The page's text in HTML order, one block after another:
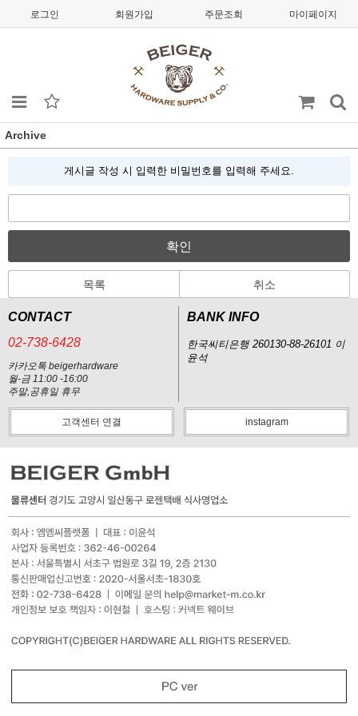
로그인 회원가입 주문조회 마이페이지
Archive
게시글 작성 시 입력한 비밀번호를 입력해 주세요.
확인
목록 취소
CONTACT
02-738-6428
카카오톡 beigerhardware
월-금 11:00 -16:00
주말,공휴일 휴무
BANK INFO
한국씨티은행 260130-88-26101 이
윤석
고객센터 연결 instagram